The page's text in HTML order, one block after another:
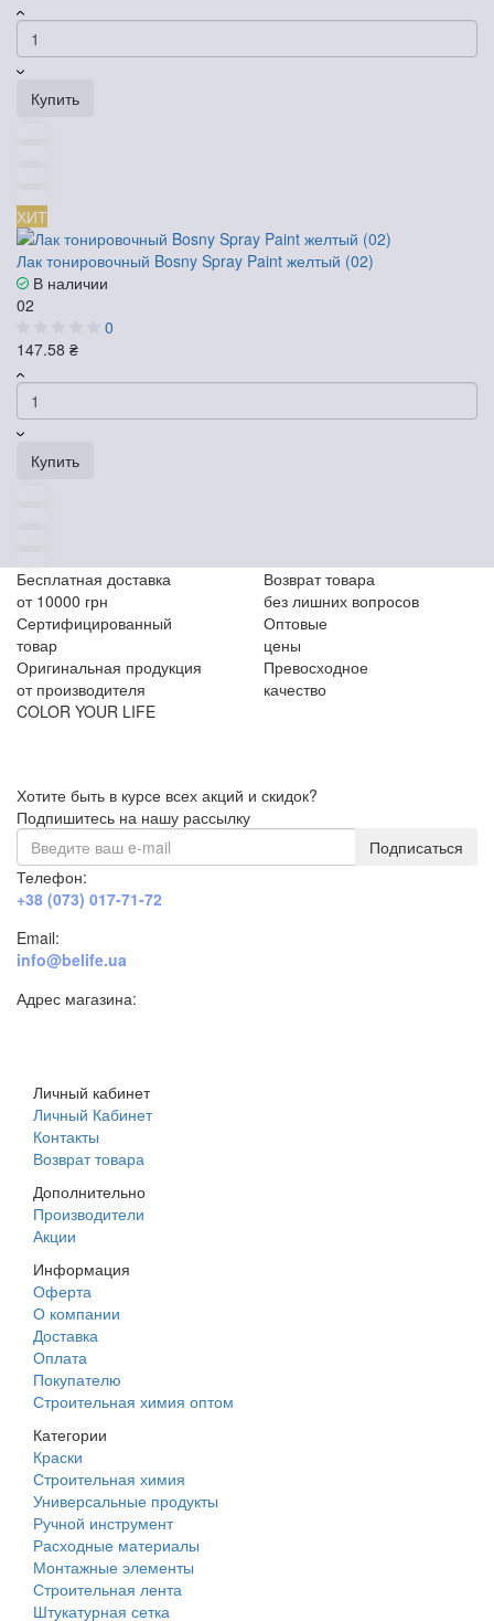
Купить
ХИТ
Лак тонировочный Bosny Spray Paint желтый (02)
В наличии
02
0
147.58 ₴
Купить
Бесплатная доставка
от 10000 грн
Возврат товара
без лишних вопросов
Сертифицированный
товар
Оптовые
цены
Оригинальная продукция
от производителя
Превосходное
качество
COLOR YOUR LIFE
Хотите быть в курсе всех акций и скидок?
Подпишитесь на нашу рассылку
Подписаться
Телефон:
+38 (073) 017-71-72
Email:
info@belife.ua
Адрес магазина:
Личный кабинет
Личный Кабинет
Контакты
Возврат товара
Дополнительно
Производители
Акции
Информация
Оферта
О компании
Доставка
Оплата
Покупателю
Строительная химия оптом
Категории
Краски
Строительная химия
Универсальные продукты
Ручной инструмент
Расходные материалы
Монтажные элементы
Строительная лента
Штукатурная сетка